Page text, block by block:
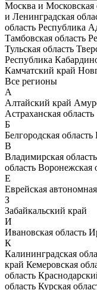
Москва и Московская
и Ленинградская
область Республика
Тамбовская область
Тульская область
Республика
Камчатский край
Все регионы
А
Алтайский край
Астраханская область
Б
Белгородская область
В
Владимирская область
область Воронежская
Е
Еврейская
З
Забайкальский край
И
Ивановская область
К
Калининградская
край Кемеровская
область
область Курская